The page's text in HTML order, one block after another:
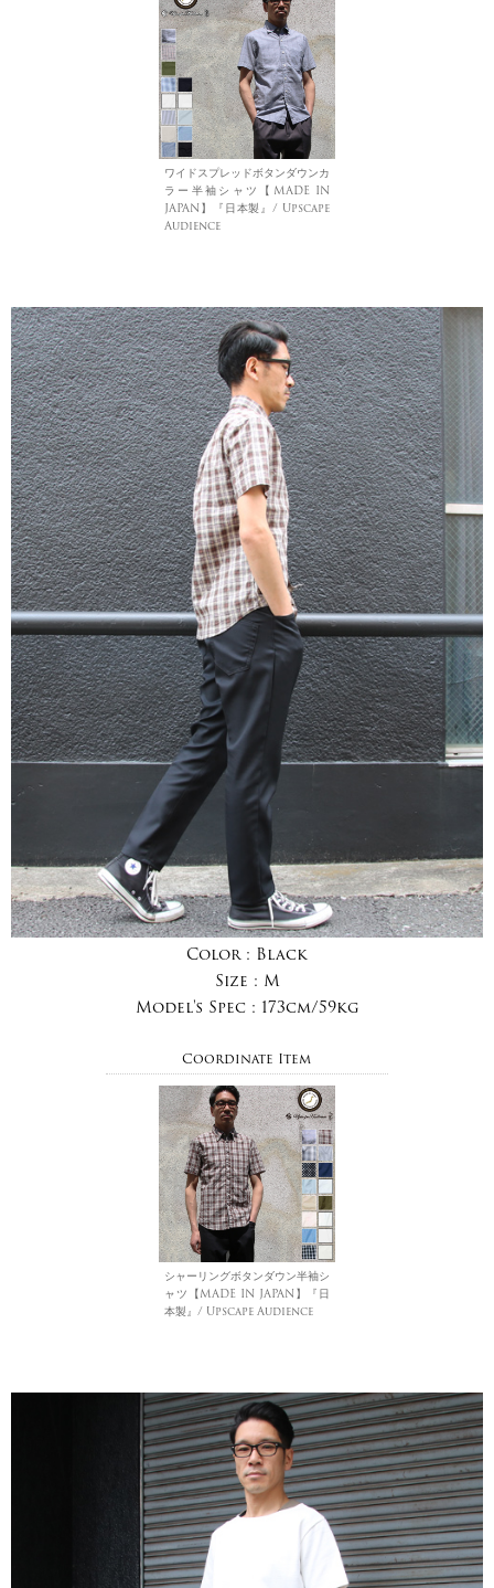
ワイドスプレッドボタンダウンカ
ラー半袖シャツ【MADE IN
JAPAN】『日本製』/ Upscape
Audience
Color : Black
Size : M
Model's Spec : 173cm/59kg
Coordinate Item
シャーリングボタンダウン半袖シ
ャツ【MADE IN JAPAN】『日
本製』/ Upscape Audience